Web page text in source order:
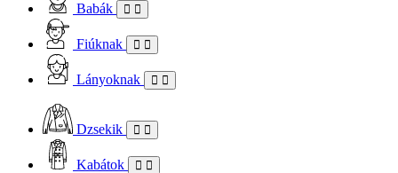
Babák
Fiúknak
Lányoknak
Dzsekik
Kabátok